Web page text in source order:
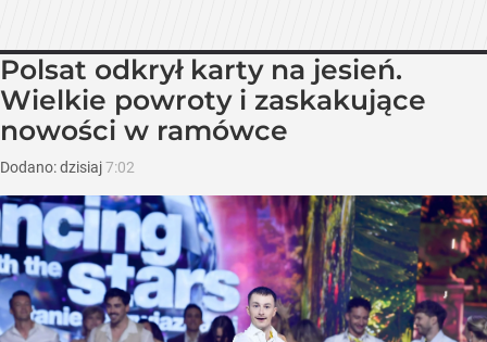
Polsat odkrył karty na jesień.
Wielkie powroty i zaskakujące
nowości w ramówce
Dodano:dzisiaj7:02